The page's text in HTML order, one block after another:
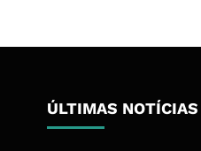
ÚLTIMAS NOTÍCIAS